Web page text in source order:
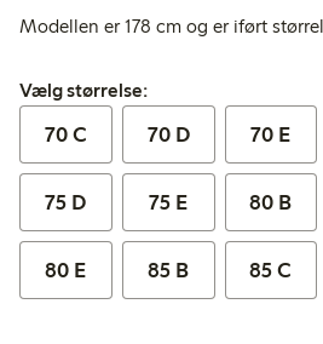
Modellen er 178 cm og er iført
Vælg størrelse:
Vælg størrelse:
70 C 70 D 70 E
75 D 75 E 80 B
80 E 85 B 85 C